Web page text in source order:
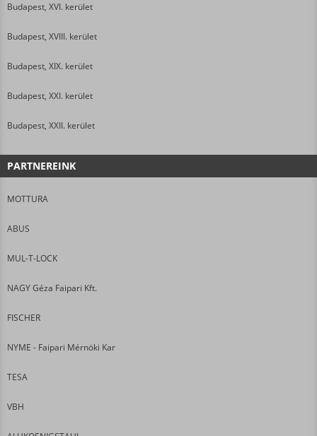
Budapest, XVI. kerület
Budapest, XVIII. kerület
Budapest, XIX. kerület
Budapest, XXI. kerület
Budapest, XXII. kerület
PARTNEREINK
MOTTURA
ABUS
MUL-T-LOCK
NAGY Géza Faipari Kft.
FISCHER
NYME - Faipari Mérnöki Kar
TESA
VBH